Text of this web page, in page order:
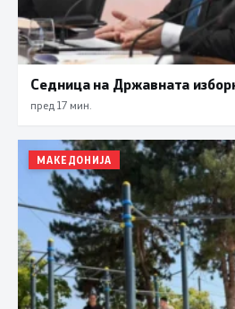
Седница на Државната
пред 17 мин.
МАКЕДОНИЈА